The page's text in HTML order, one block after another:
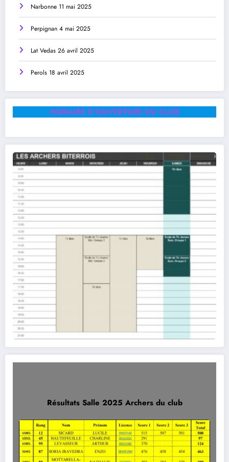
Narbonne 11 mai 2025
Perpignan 4 mai 2025
Lat Vedas 26 avril 2025
Perols 18 avril 2025
HORAIRE D'OUVERTURE DU CLUB
Résultats Salle 2025 Archers du club